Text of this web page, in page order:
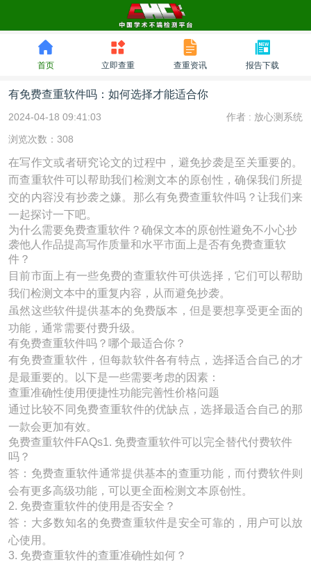
首页 立即查重 查重资讯 报告下载
有免费查重软件吗：如何选择才能适合你
2024-04-18 09:41:03 作者 : 放心测系统
浏览次数：308
在写作文或者研究论文的过程中，避免抄袭是至关重要的。
而查重软件可以帮助我们检测文本的原创性，确保我们所提
交的内容没有抄袭之嫌。那么有免费查重软件吗？让我们来
一起探讨一下吧。
为什么需要免费查重软件？确保文本的原创性避免不小心抄
袭他人作品提高写作质量和水平市面上是否有免费查重软
件？
目前市面上有一些免费的查重软件可供选择，它们可以帮助
我们检测文本中的重复内容，从而避免抄袭。
虽然这些软件提供基本的免费版本，但是要想享受更全面的
功能，通常需要付费升级。
有免费查重软件吗？哪个最适合你？
有免费查重软件，但每款软件各有特点，选择适合自己的才
是最重要的。以下是一些需要考虑的因素：
查重准确性使用便捷性功能完善性价格问题
通过比较不同免费查重软件的优缺点，选择最适合自己的那
一款会更加有效。
免费查重软件FAQs1. 免费查重软件可以完全替代付费软件
吗？
答：免费查重软件通常提供基本的查重功能，而付费软件则
会有更多高级功能，可以更全面检测文本原创性。
2. 免费查重软件的使用是否安全？
答：大多数知名的免费查重软件是安全可靠的，用户可以放
心使用。
3. 免费查重软件的查重准确性如何？